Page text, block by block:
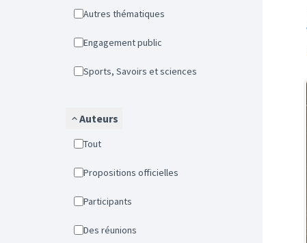
Autres thématiques
Engagement public
Sports, Savoirs et sciences
Auteurs
Tout
Propositions officielles
Participants
Des réunions